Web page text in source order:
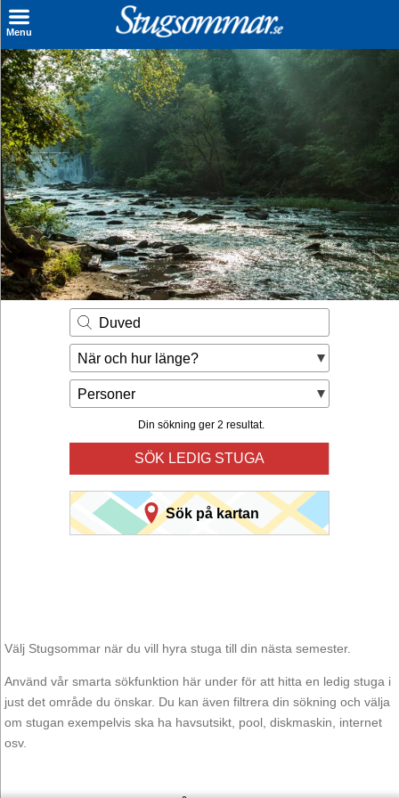
Menu
Sök stuga
Sista Minuten
Genvägar
Inspiration
Kontakt
Husägare
Se hur mycket du kan tjäna
Räkna ut din
hyresintäkt
Duved
När och hur länge?
Personer
Din sökning ger 2 resultat.
SÖK LEDIG STUGA
Sök på kartan
Välj Stugsommar när du vill hyra stuga till din nästa semester.
Använd vår smarta sökfunktion här under för att hitta en ledig stuga i
just det område du önskar. Du kan även filtrera din sökning och välja
om stugan exempelvis ska ha havsutsikt, pool, diskmaskin, internet
osv.